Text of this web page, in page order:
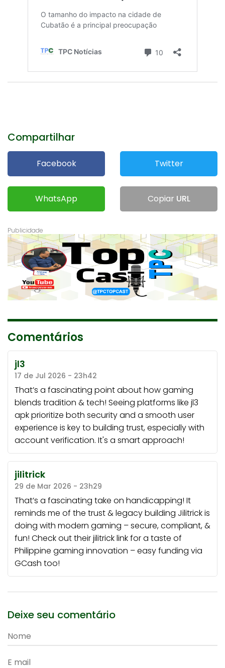
Compartilhar
Facebook Twitter
WhatsApp Copiar URL
Comentários
jl3
17 de Jul 2026 - 23h42
That’s a fascinating point about how gaming
blends tradition & tech! Seeing platforms like jl3
apkprioritize both security and a smooth user
experience is key to building trust, especially with
account verification. It's a smart approach!
jilitrick
29 de Mar 2026 - 23h29
That’s a fascinating take on handicapping! It
reminds me of the trust & legacy building Jilitrick is
doing with modern gaming – secure, compliant, &
fun! Check out theirjilitrick linkfor a taste of
Philippine gaming innovation – easy funding via
GCash too!
Deixe seu comentário